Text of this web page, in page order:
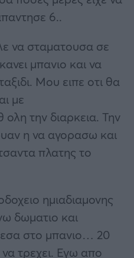
6..
να σταματουσα σε
μπανιο και να
Μου ειπε οτι θα
με
ολη την διαρκεια. Την
η να αγορασω και
πλατης το
ημιαδιαμονης
δωματιο και
στο μπανιο… 20
τρεχει. Εγω απο